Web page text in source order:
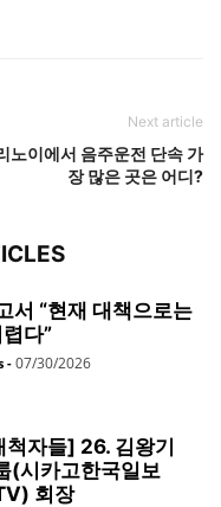
Next article
노이에서 음주운전 단속 가
장 많은 곳은 어디?
서 “현재 대책으로는
다”
- 07/30/2026
척자들] 26. 김왕기
(시카고한국일보
회장